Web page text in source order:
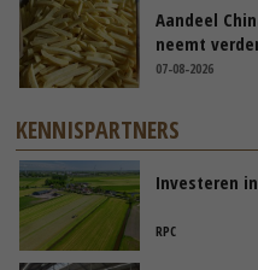
Aandeel
neemt
07-08-2026
KENNISPARTNERS
Investeren
RPC